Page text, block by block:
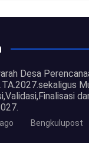
Desa
Bengkulupost